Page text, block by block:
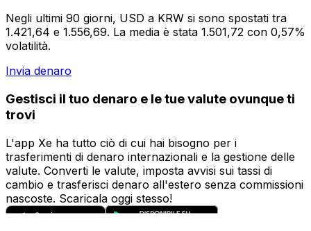
Negli ultimi 90 giorni, USD a KRW si sono spostati tra
1.421,64 e 1.556,69. La media è stata 1.501,72 con 0,57%
volatilità.
Invia denaro
Gestisci il tuo denaro e le tue valute ovunque ti
trovi
L'app Xe ha tutto ciò di cui hai bisogno per i
trasferimenti di denaro internazionali e la gestione delle
valute. Converti le valute, imposta avvisi sui tassi di
cambio e trasferisci denaro all'estero senza commissioni
nascoste. Scaricala oggi stesso!